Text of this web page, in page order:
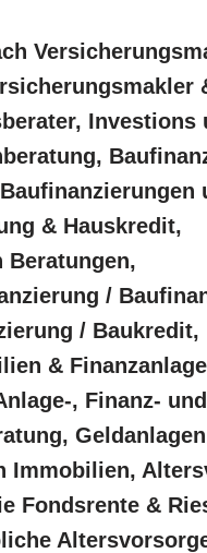
Investions
& Hauskredit,
Beratungen,
/
/ Baukredit,
&
, Finanz- und
Immobilien,
Fondsrente &